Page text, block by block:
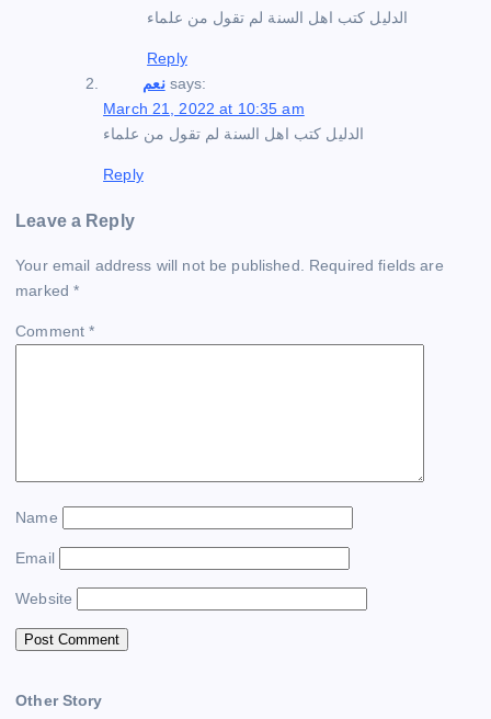
الدليل كتب اهل السنة لم تقول من علماء
Reply
نعم says:
March 21, 2022 at 10:35 am
الدليل كتب اهل السنة لم تقول من علماء
Reply
Leave a Reply
Your email address will not be published.
Required fields are
marked*
Comment*
Name
Email
Website
Other Story